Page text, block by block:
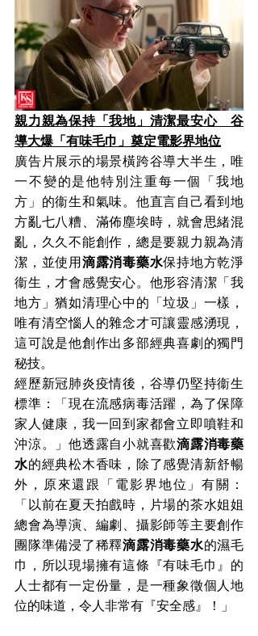
親力親為保持「我地」清潔最安心　谷
導大爆「有味毛巾」奠定電影界地位
廣告片展示的場景橫跨谷導大半生，唯
一不變的是他特別注重每一個「我地
方」的衞生和氣味。他直言自己看到地
方亂七八糟、滿佈塵埃時，就會思緒混
亂，久久不能創作，總是要親力親為清
潔，並使用滴露消毒藥水保持地方乾淨
衞生，才會感覺安心。他形容清潔「我
地方」猶如清理心中的「垃圾」一樣，
唯有清空惱人的雜念才可讓靈感湧現，
這可說是他創作出多部經典喜劇的獨門
秘技。
經歷新冠肺炎疫情後，谷導仍堅持衞生
標準：「現在流感病毒活躍，為了保障
家人健康，我一回到家都會立即噴鞋和
沖涼。」他透露自小就喜歡滴露消毒藥
水的經典松木香味，除了感覺清新舒暢
外，原來還跟「電影界地位」有關：
「以前在夏天拍戲時，片場的茶水姐姐
總會為導演、編劇、攝影師等主要創作
團隊準備浸了稀釋滴露消毒藥水的濕毛
巾，所以現場擁有這條『有味毛巾』的
人士都有一定份量 ，是一種象徵個人地
位的味道，令人非常有『安全感』 ！」